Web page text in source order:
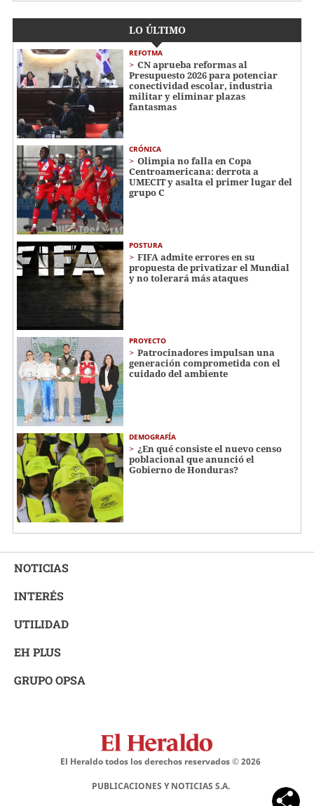
LO ÚLTIMO
REFOTMA
CN aprueba reformas al
Presupuesto 2026 para potenciar
conectividad escolar, industria
militar y eliminar plazas
fantasmas
CRÓNICA
Olimpia no falla en Copa
Centroamericana: derrota a
UMECIT y asalta el primer lugar del
grupo C
POSTURA
FIFA admite errores en su
propuesta de privatizar el Mundial
y no tolerará más ataques
PROYECTO
Patrocinadores impulsan una
generación comprometida con el
cuidado del ambiente
DEMOGRAFÍA
¿En qué consiste el nuevo censo
poblacional que anunció el
Gobierno de Honduras?
NOTICIAS
INTERÉS
UTILIDAD
EH PLUS
GRUPO OPSA
El Heraldo todos los derechos reservados ©2026
PUBLICACIONES Y NOTICIAS S.A.